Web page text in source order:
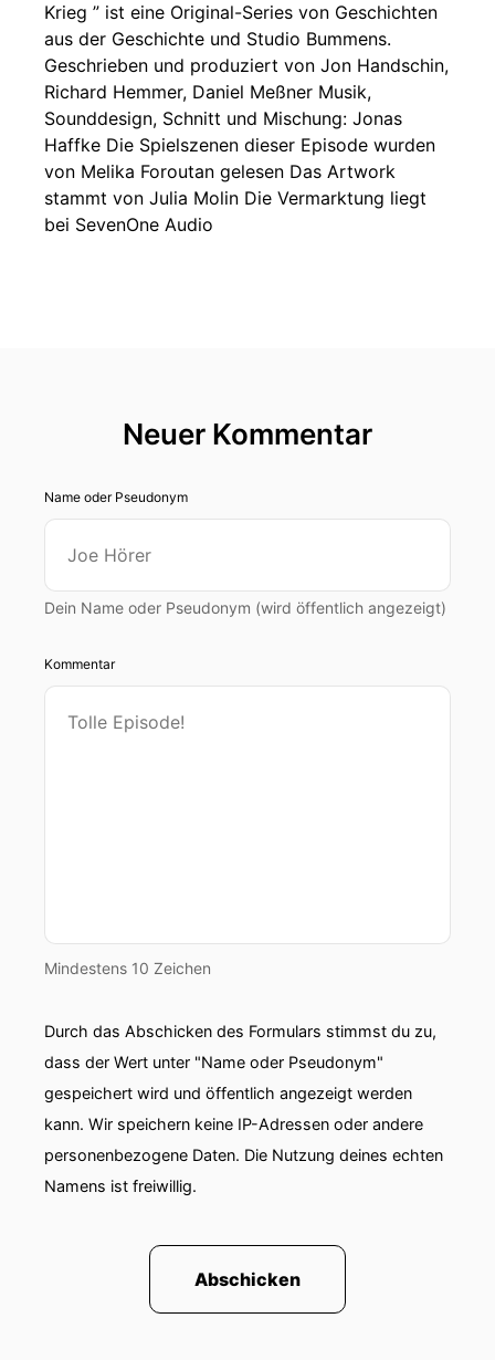
Krieg ” ist eine Original-Series von Geschichten
aus der Geschichte und Studio Bummens.
Geschrieben und produziert von Jon Handschin,
Richard Hemmer, Daniel Meßner Musik,
Sounddesign, Schnitt und Mischung: Jonas
Haffke Die Spielszenen dieser Episode wurden
von Melika Foroutan gelesen Das Artwork
stammt von Julia Molin Die Vermarktung liegt
bei SevenOne Audio
Neuer Kommentar
Name oder Pseudonym
Dein Name oder Pseudonym (wird öffentlich angezeigt)
Kommentar
Mindestens 10 Zeichen
Durch das Abschicken des Formulars stimmst du zu,
dass der Wert unter "Name oder Pseudonym"
gespeichert wird und öffentlich angezeigt werden
kann. Wir speichern keine IP-Adressen oder andere
personenbezogene Daten. Die Nutzung deines echten
Namens ist freiwillig.
Abschicken